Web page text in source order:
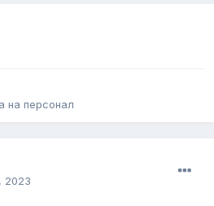
на персонал
2023